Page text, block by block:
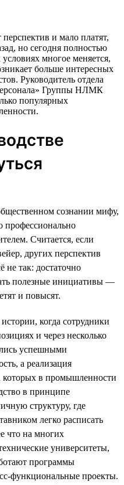
и мало платят,
но сегодня полностью
многое меняется,
больше интересных
Руководитель отдела
Группы НЛМК
популярных
сознании мифу,
профессионально
Считается, если
других перспектив
не так: достаточно
полезные инициативы —
и повысят.
когда сотрудники
и через несколько
успешными
а реализация
которых в промышленности
в принципе
структуру, где
легко расписать
что на многих
университеты,
программы
функциональные проекты.